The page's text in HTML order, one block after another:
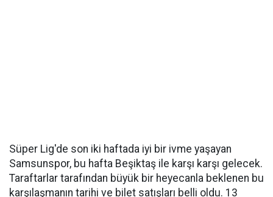
Süper Lig'de son iki haftada iyi bir ivme yaşayan
Samsunspor, bu hafta Beşiktaş ile karşı karşı gelecek.
Taraftarlar tarafından büyük bir heyecanla beklenen bu
karşılaşmanın tarihi ve bilet satışları belli oldu. 13